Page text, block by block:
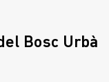
Bosc Urbà